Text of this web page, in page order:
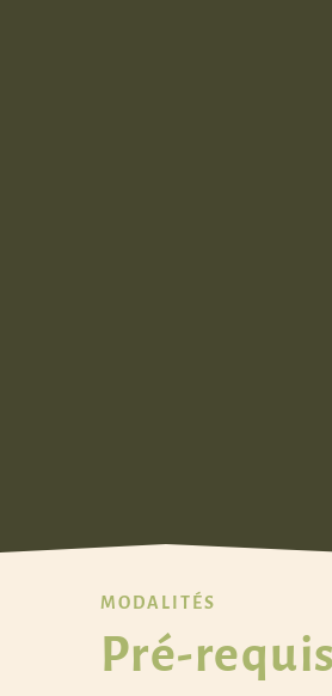
MODALITÉS
Pré-requis